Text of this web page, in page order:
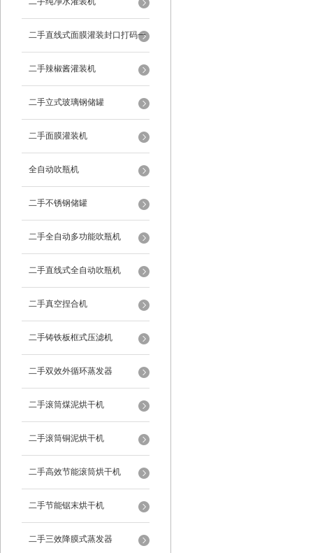
二手直线式面膜灌装封口打码一
体机
二手辣椒酱灌装机
二手立式玻璃钢储罐
二手面膜灌装机
全自动吹瓶机
二手不锈钢储罐
二手全自动多功能吹瓶机
二手直线式全自动吹瓶机
二手真空捏合机
二手铸铁板框式压滤机
二手双效外循环蒸发器
二手滚筒煤泥烘干机
二手滚筒铜泥烘干机
二手高效节能滚筒烘干机
二手节能锯末烘干机
二手三效降膜式蒸发器